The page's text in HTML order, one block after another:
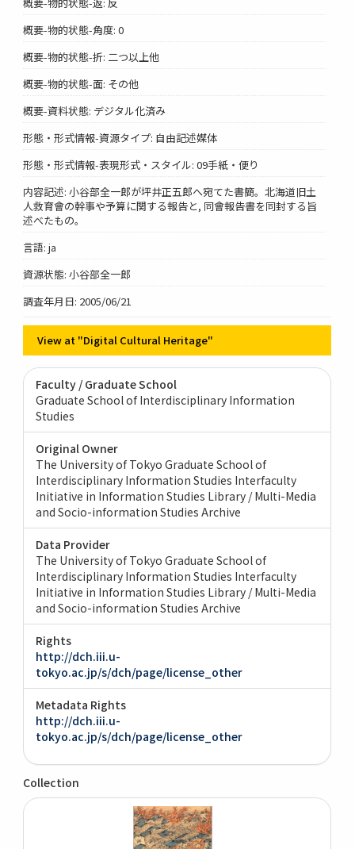
概要-物的状態-角度: 0
概要-物的状態-折: 二つ以上他
概要-物的状態-面: その他
概要-資料状態: デジタル化済み
形態・形式情報-資源タイプ: 自由記述媒体
形態・形式情報-表現形式・スタイル: 09手紙・便り
内容記述: 小谷部全一郎が坪井正五郎へ宛てた書簡。北海道旧土
人救育會の幹事や予算に関する報告と, 同會報告書を同封する旨
述べたもの。
言語: ja
資源状態: 小谷部全一郎
調査年月日: 2005/06/21
View at "Digital Cultural Heritage"
Faculty / Graduate School
Graduate School of Interdisciplinary Information
Studies
Original Owner
The University of Tokyo Graduate School of
Interdisciplinary Information Studies Interfaculty
Initiative in Information Studies Library / Multi-Media
and Socio-information Studies Archive
Data Provider
The University of Tokyo Graduate School of
Interdisciplinary Information Studies Interfaculty
Initiative in Information Studies Library / Multi-Media
and Socio-information Studies Archive
Rights
http://dch.iii.u-
tokyo.ac.jp/s/dch/page/license_other
Metadata Rights
http://dch.iii.u-
tokyo.ac.jp/s/dch/page/license_other
Collection